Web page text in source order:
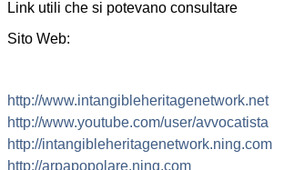
Link utili che si potevano consultare
Sito Web:
http://www.intangibleheritagenetwork.net
http://www.youtube.com/user/avvocatista
http://intangibleheritagenetwork.ning.com
http://arpapopolare.ning.com